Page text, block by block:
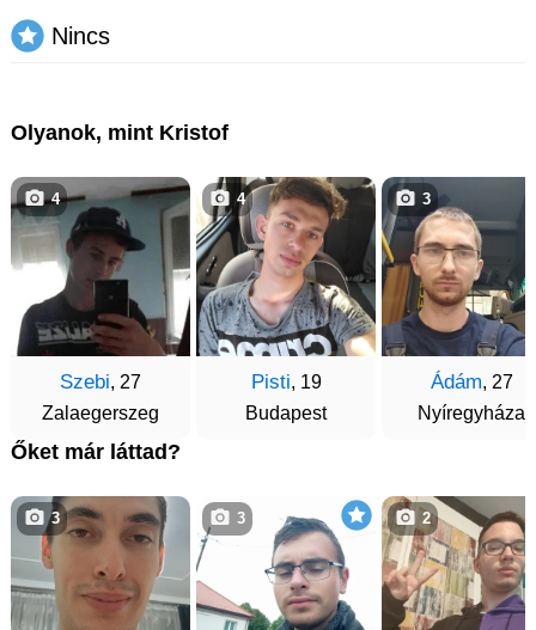
Nincs
Olyanok, mint Kristof
Szebi, 27
Zalaegerszeg
4
Pisti, 19
Budapest
4
Ádám, 27
Nyíregyháza
3
Őket már láttad?
3 3 2